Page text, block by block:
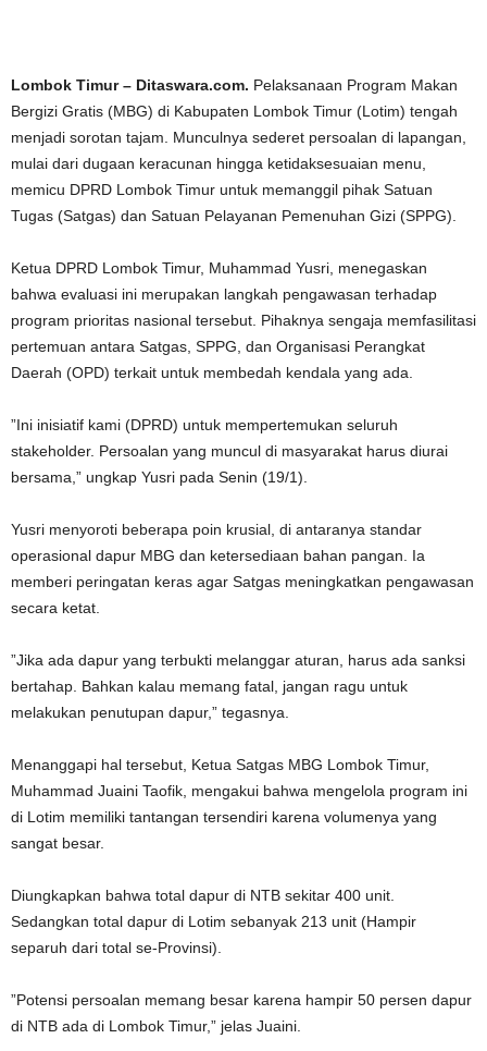
Lombok Timur – Ditaswara.com. Pelaksanaan Program Makan
Bergizi Gratis (MBG) di Kabupaten Lombok Timur (Lotim) tengah
menjadi sorotan tajam. Munculnya sederet persoalan di lapangan,
mulai dari dugaan keracunan hingga ketidaksesuaian menu,
memicu DPRD Lombok Timur untuk memanggil pihak Satuan
Tugas (Satgas) dan Satuan Pelayanan Pemenuhan Gizi (SPPG).
Ketua DPRD Lombok Timur, Muhammad Yusri, menegaskan
bahwa evaluasi ini merupakan langkah pengawasan terhadap
program prioritas nasional tersebut. Pihaknya sengaja memfasilitasi
pertemuan antara Satgas, SPPG, dan Organisasi Perangkat
Daerah (OPD) terkait untuk membedah kendala yang ada.
”Ini inisiatif kami (DPRD) untuk mempertemukan seluruh
stakeholder. Persoalan yang muncul di masyarakat harus diurai
bersama,” ungkap Yusri pada Senin (19/1).
Yusri menyoroti beberapa poin krusial, di antaranya standar
operasional dapur MBG dan ketersediaan bahan pangan. Ia
memberi peringatan keras agar Satgas meningkatkan pengawasan
secara ketat.
”Jika ada dapur yang terbukti melanggar aturan, harus ada sanksi
bertahap. Bahkan kalau memang fatal, jangan ragu untuk
melakukan penutupan dapur,” tegasnya.
Menanggapi hal tersebut, Ketua Satgas MBG Lombok Timur,
Muhammad Juaini Taofik, mengakui bahwa mengelola program ini
di Lotim memiliki tantangan tersendiri karena volumenya yang
sangat besar.
Diungkapkan bahwa total dapur di NTB sekitar 400 unit.
Sedangkan total dapur di Lotim sebanyak 213 unit (Hampir
separuh dari total se-Provinsi).
”Potensi persoalan memang besar karena hampir 50 persen dapur
di NTB ada di Lombok Timur,” jelas Juaini.